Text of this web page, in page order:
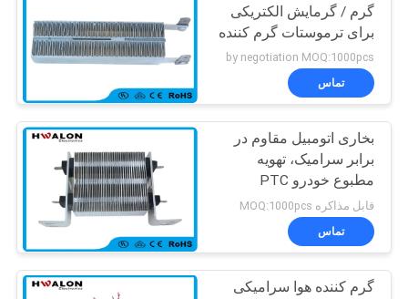
گرم / گرمایش الکتریکی
برای ترموستات گرم کننده
کف
by negotiation MOQ:1000pcs
تماس
بخاری اتومبیل مقاوم در
برابر سرامیک، تهویه
مطبوع خودرو PTC
Electric Heater
قابل مذاکره MOQ:1000pcs
تماس
گرم کننده هوا سرامیکی